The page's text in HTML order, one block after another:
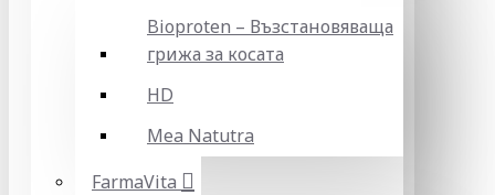
Bioproten – Възстановяваща
грижа за косата
HD
Mea Natutra
FarmaVita